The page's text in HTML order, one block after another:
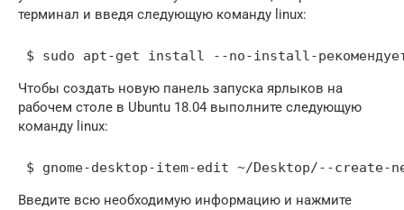
терминал и введя следующую команду linux:
$ sudo apt-get install --no-install-
Чтобы создать новую панель запуска ярлыков на
рабочем столе в Ubuntu 18.04 выполните следующую
команду linux:
$ gnome-desktop-item-edit ~/Desktop/--create-
Введите всю необходимую информацию и нажмите